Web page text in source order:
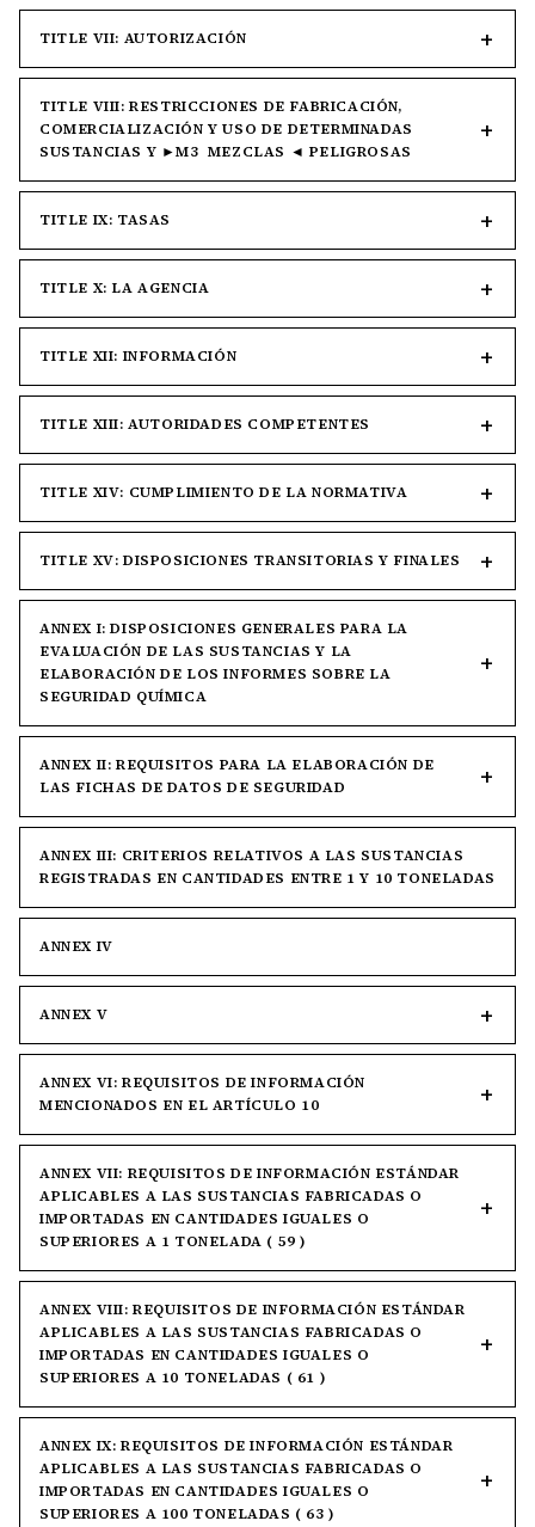
TITLE VII: AUTORIZACIÓN
TITLE VIII: RESTRICCIONES DE FABRICACIÓN,
COMERCIALIZACIÓN Y USO DE DETERMINADAS
SUSTANCIAS Y ►M3 MEZCLAS ◄ PELIGROSAS
TITLE IX: TASAS
TITLE X: LA AGENCIA
TITLE XII: INFORMACIÓN
TITLE XIII: AUTORIDADES COMPETENTES
TITLE XIV: CUMPLIMIENTO DE LA NORMATIVA
TITLE XV: DISPOSICIONES TRANSITORIAS Y FINALES
ANNEX I: DISPOSICIONES GENERALES PARA LA
EVALUACIÓN DE LAS SUSTANCIAS Y LA
ELABORACIÓN DE LOS INFORMES SOBRE LA
SEGURIDAD QUÍMICA
ANNEX II: REQUISITOS PARA LA ELABORACIÓN DE
LAS FICHAS DE DATOS DE SEGURIDAD
ANNEX III: CRITERIOS RELATIVOS A LAS SUSTANCIAS
REGISTRADAS EN CANTIDADES ENTRE 1 Y 10 TONELADAS
ANNEX IV
ANNEX V
ANNEX VI: REQUISITOS DE INFORMACIÓN
MENCIONADOS EN EL ARTÍCULO 10
ANNEX VII: REQUISITOS DE INFORMACIÓN ESTÁNDAR
APLICABLES A LAS SUSTANCIAS FABRICADAS O
IMPORTADAS EN CANTIDADES IGUALES O
SUPERIORES A 1 TONELADA ( 59 )
ANNEX VIII: REQUISITOS DE INFORMACIÓN ESTÁNDAR
APLICABLES A LAS SUSTANCIAS FABRICADAS O
IMPORTADAS EN CANTIDADES IGUALES O
SUPERIORES A 10 TONELADAS ( 61 )
ANNEX IX: REQUISITOS DE INFORMACIÓN ESTÁNDAR
APLICABLES A LAS SUSTANCIAS FABRICADAS O
IMPORTADAS EN CANTIDADES IGUALES O
SUPERIORES A 100 TONELADAS ( 63 )